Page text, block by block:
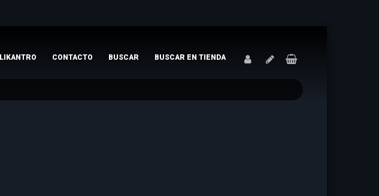
LIKANTRO CONTACTO BUSCAR BUSCAR EN TIENDA